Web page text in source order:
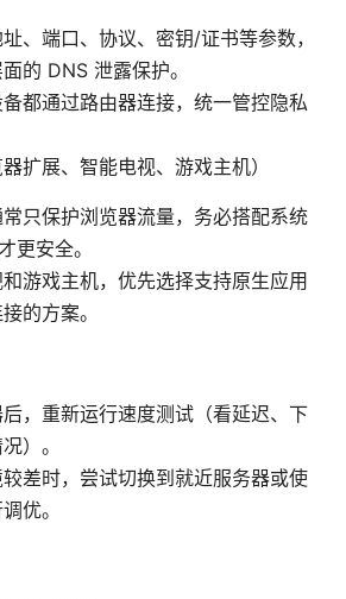
、端口、协议、密钥/证书等参数，
的 DNS 泄露保护。
都通过路由器连接，统一管控隐私
扩展、智能电视、游戏主机）
只保护浏览器流量，务必搭配系统
更安全。
游戏主机，优先选择支持原生应用
的方案。
，重新运行速度测试（看延迟、下
）。
差时，尝试切换到就近服务器或使
优。